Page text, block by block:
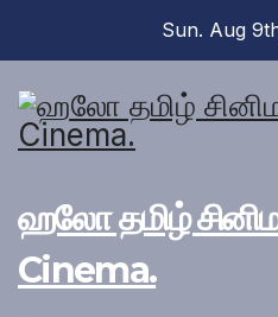
content
Sun. Aug
ஹலோ தமிழ்
Cinema.